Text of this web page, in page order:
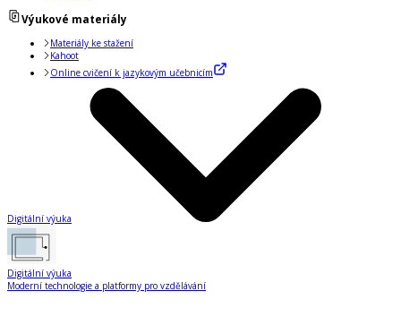
Výukové materiály
Materiály ke stažení
Kahoot
Online cvičení k jazykovým učebnicím
Digitální výuka
Digitální výuka
Moderní technologie a platformy pro vzdělávání